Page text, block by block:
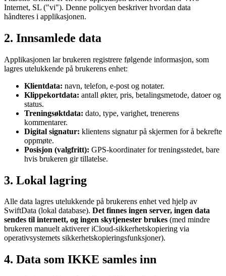
Internet, SL ("vi"). Denne policyen beskriver hvordan data
håndteres i applikasjonen.
2. Innsamlede data
Applikasjonen lar brukeren registrere følgende informasjon, som
lagres utelukkende på brukerens enhet:
Klientdata: navn, telefon, e-post og notater.
Klippekortdata: antall økter, pris, betalingsmetode, datoer og
status.
Treningsøktdata: dato, type, varighet, trenerens
kommentarer.
Digital signatur: klientens signatur på skjermen for å bekrefte
oppmøte.
Posisjon (valgfritt): GPS-koordinater for treningsstedet, bare
hvis brukeren gir tillatelse.
3. Lokal lagring
Alle data lagres utelukkende på brukerens enhet ved hjelp av
SwiftData (lokal database). Det finnes ingen server, ingen data
sendes til internett, og ingen skytjenester brukes (med mindre
brukeren manuelt aktiverer iCloud-sikkerhetskopiering via
operativsystemets sikkerhetskopieringsfunksjoner).
4. Data som IKKE samles inn